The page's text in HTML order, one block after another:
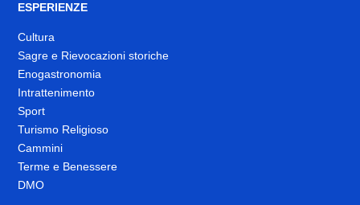
ESPERIENZE
Cultura
Sagre e Rievocazioni storiche
Enogastronomia
Intrattenimento
Sport
Turismo Religioso
Cammini
Terme e Benessere
DMO